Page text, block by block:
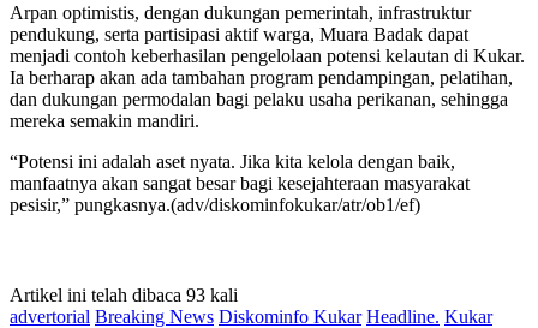
Arpan optimistis, dengan dukungan pemerintah, infrastruktur
pendukung, serta partisipasi aktif warga, Muara Badak dapat
menjadi contoh keberhasilan pengelolaan potensi kelautan di Kukar.
Ia berharap akan ada tambahan program pendampingan, pelatihan,
dan dukungan permodalan bagi pelaku usaha perikanan, sehingga
mereka semakin mandiri.
“Potensi ini adalah aset nyata. Jika kita kelola dengan baik,
manfaatnya akan sangat besar bagi kesejahteraan masyarakat
pesisir,” pungkasnya.(adv/diskominfokukar/atr/ob1/ef)
Artikel ini telah dibaca 93 kali
advertorial Breaking News Diskominfo Kukar Headline. Kukar